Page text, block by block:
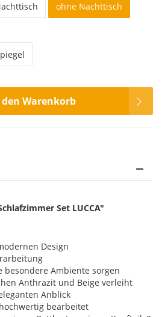
ohne Nachttisch
Warenkorb
Set LUCCA"
Design
besondere Ambiente sorgen
Anthrazit und Beige verleiht
Anblick
bearbeitet